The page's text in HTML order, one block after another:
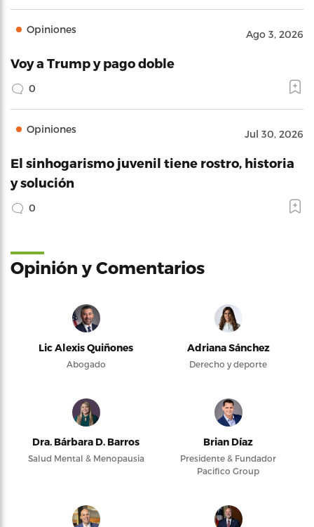
Opiniones Ago 3, 2026
Voy a Trump y pago doble
0
Opiniones Jul 30, 2026
El sinhogarismo juvenil tiene rostro, historia
y solución
0
Opinión y Comentarios
Lic Alexis Quiñones
Abogado
Adriana Sánchez
Derecho y deporte
Dra. Bárbara D. Barros
Salud Mental & Menopausia
Brian Díaz
Presidente & Fundador
Pacifico Group